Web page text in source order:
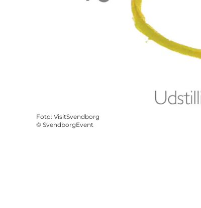
Foto: VisitSvendborg
© SvendborgEvent